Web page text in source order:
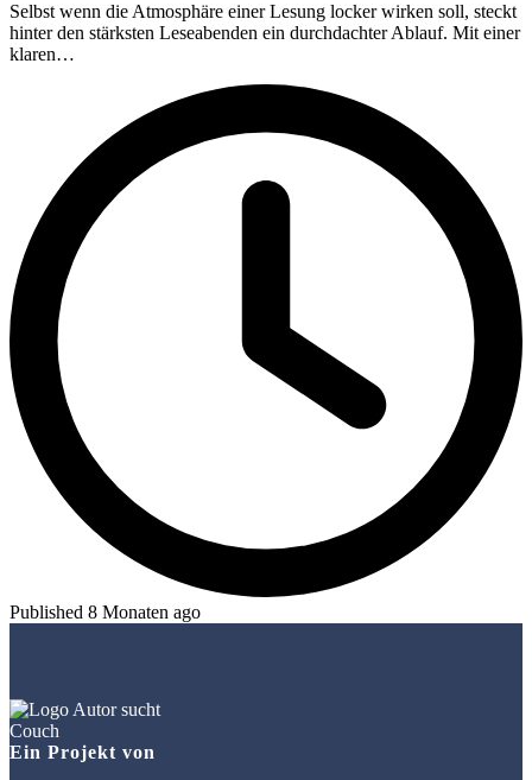
Selbst wenn die Atmosphäre einer Lesung locker wirken soll, steckt
hinter den stärksten Leseabenden ein durchdachter Ablauf. Mit einer
klaren…
Published 8 Monaten ago
Ein Projekt von